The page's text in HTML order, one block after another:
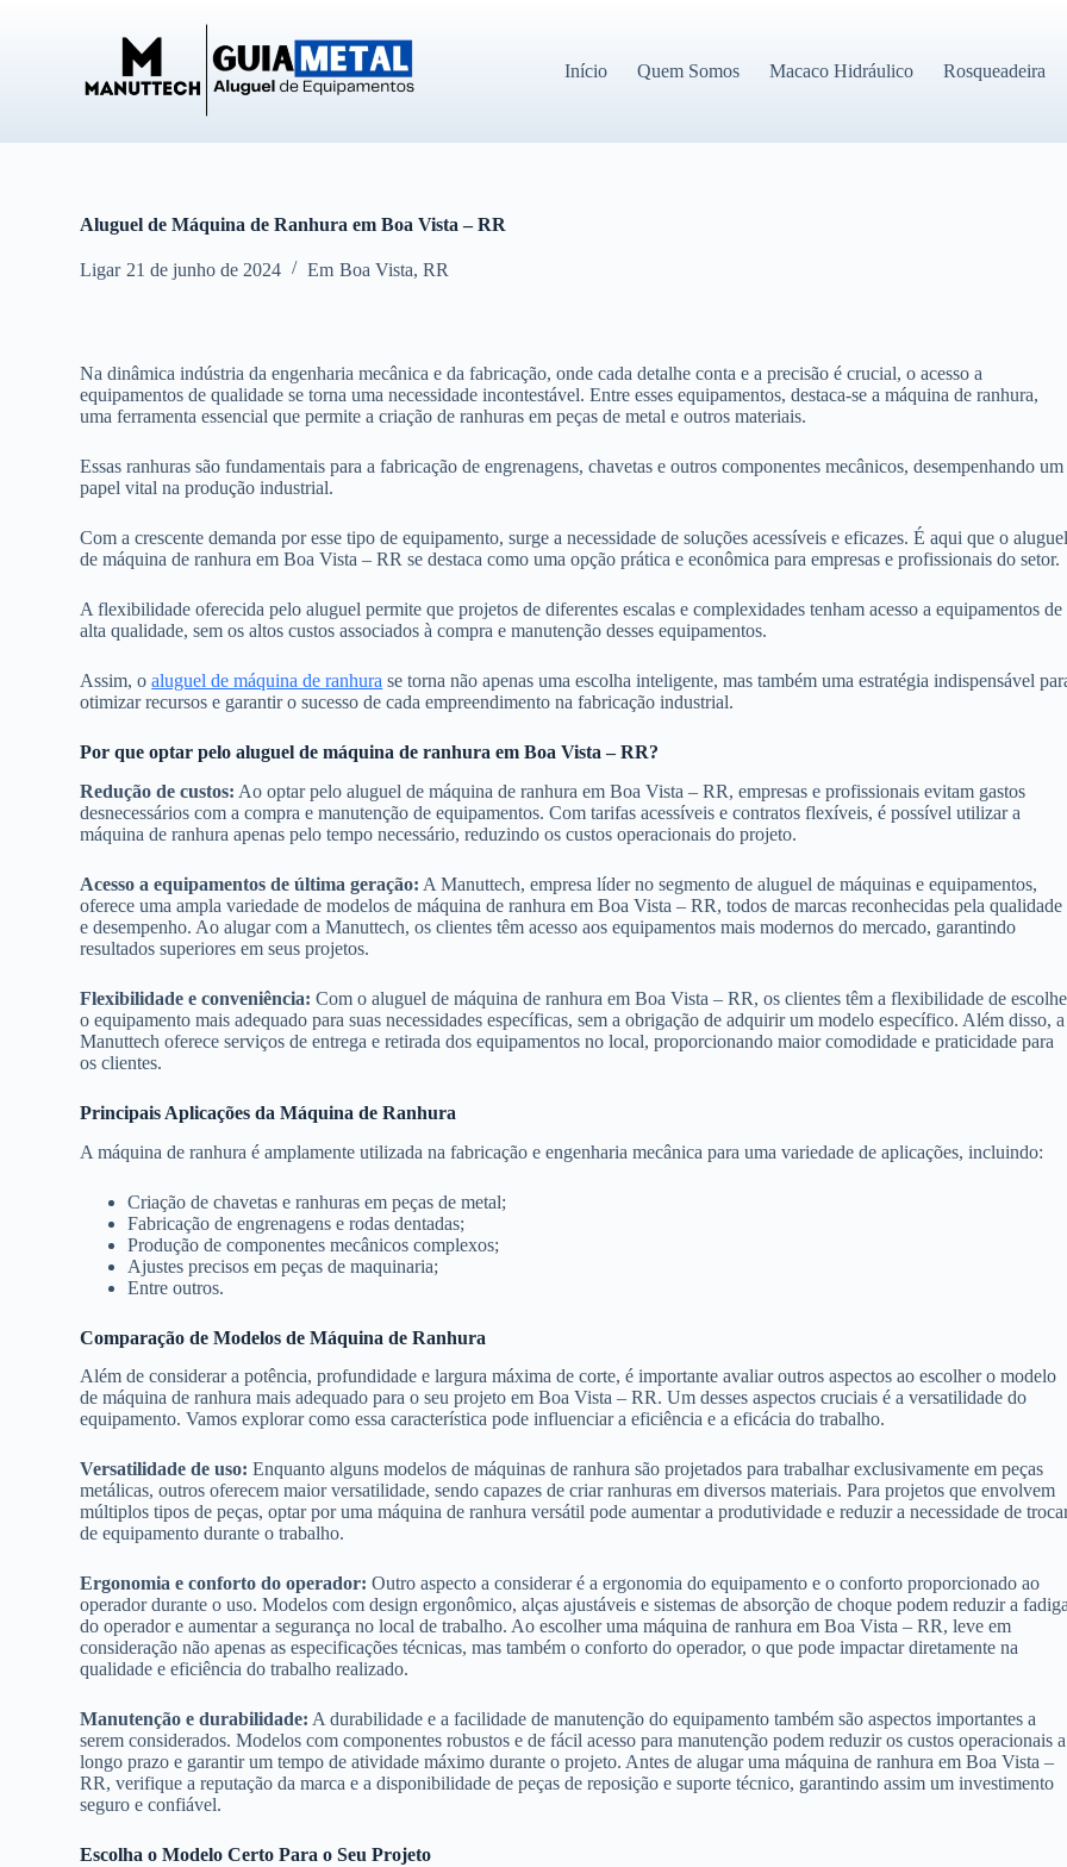
Início Quem Somos Macaco Hidráulico Rosqueadeira
Aluguel de Máquina de Ranhura em Boa Vista – RR
Ligar 21 de junho de 2024 Em Boa Vista,RR
Na dinâmica indústria da engenharia mecânica e da fabricação, onde cada detalhe conta e a precisão é crucial, o acesso a
equipamentos de qualidade se torna uma necessidade incontestável. Entre esses equipamentos, destaca-se a máquina de ranhura,
uma ferramenta essencial que permite a criação de ranhuras em peças de metal e outros materiais.
Essas ranhuras são fundamentais para a fabricação de engrenagens, chavetas e outros componentes mecânicos, desempenhando um
papel vital na produção industrial.
Com a crescente demanda por esse tipo de equipamento, surge a necessidade de soluções acessíveis e eficazes. É aqui que o
de máquina de ranhura em Boa Vista – RR se destaca como uma opção prática e econômica para empresas e profissionais do setor.
A flexibilidade oferecida pelo aluguel permite que projetos de diferentes escalas e complexidades tenham acesso a equipamentos de
alta qualidade, sem os altos custos associados à compra e manutenção desses equipamentos.
Assim, oaluguel de máquina de ranhura se torna não apenas uma escolha inteligente, mas também uma estratégia indispensável
otimizar recursos e garantir o sucesso de cada empreendimento na fabricação industrial.
Por que optar pelo aluguel de máquina de ranhura em Boa Vista – RR?
Redução de custos: Ao optar pelo aluguel de máquina de ranhura em Boa Vista – RR, empresas e profissionais evitam gastos
desnecessários com a compra e manutenção de equipamentos. Com tarifas acessíveis e contratos flexíveis, é possível utilizar a
máquina de ranhura apenas pelo tempo necessário, reduzindo os custos operacionais do projeto.
Acesso a equipamentos de última geração: A Manuttech, empresa líder no segmento de aluguel de máquinas e equipamentos,
oferece uma ampla variedade de modelos de máquina de ranhura em Boa Vista – RR, todos de marcas reconhecidas pela qualidade
e desempenho. Ao alugar com a Manuttech, os clientes têm acesso aos equipamentos mais modernos do mercado, garantindo
resultados superiores em seus projetos.
Flexibilidade e conveniência: Com o aluguel de máquina de ranhura em Boa Vista – RR, os clientes têm a flexibilidade de
o equipamento mais adequado para suas necessidades específicas, sem a obrigação de adquirir um modelo específico. Além disso, a
Manuttech oferece serviços de entrega e retirada dos equipamentos no local, proporcionando maior comodidade e praticidade para
os clientes.
Principais Aplicações da Máquina de Ranhura
A máquina de ranhura é amplamente utilizada na fabricação e engenharia mecânica para uma variedade de aplicações, incluindo:
Criação de chavetas e ranhuras em peças de metal;
Fabricação de engrenagens e rodas dentadas;
Produção de componentes mecânicos complexos;
Ajustes precisos em peças de maquinaria;
Entre outros.
Comparação de Modelos de Máquina de Ranhura
Além de considerar a potência, profundidade e largura máxima de corte, é importante avaliar outros aspectos ao escolher o modelo
de máquina de ranhura mais adequado para o seu projeto em Boa Vista – RR. Um desses aspectos cruciais é a versatilidade do
equipamento. Vamos explorar como essa característica pode influenciar a eficiência e a eficácia do trabalho.
Versatilidade de uso: Enquanto alguns modelos de máquinas de ranhura são projetados para trabalhar exclusivamente em peças
metálicas, outros oferecem maior versatilidade, sendo capazes de criar ranhuras em diversos materiais. Para projetos que envolvem
múltiplos tipos de peças, optar por uma máquina de ranhura versátil pode aumentar a produtividade e reduzir a necessidade de
de equipamento durante o trabalho.
Ergonomia e conforto do operador: Outro aspecto a considerar é a ergonomia do equipamento e o conforto proporcionado ao
operador durante o uso. Modelos com design ergonômico, alças ajustáveis e sistemas de absorção de choque podem reduzir a
do operador e aumentar a segurança no local de trabalho. Ao escolher uma máquina de ranhura em Boa Vista – RR, leve em
consideração não apenas as especificações técnicas, mas também o conforto do operador, o que pode impactar diretamente na
qualidade e eficiência do trabalho realizado.
Manutenção e durabilidade: A durabilidade e a facilidade de manutenção do equipamento também são aspectos importantes a
serem considerados. Modelos com componentes robustos e de fácil acesso para manutenção podem reduzir os custos operacionais a
longo prazo e garantir um tempo de atividade máximo durante o projeto. Antes de alugar uma máquina de ranhura em Boa Vista –
RR, verifique a reputação da marca e a disponibilidade de peças de reposição e suporte técnico, garantindo assim um investimento
seguro e confiável.
Escolha o Modelo Certo Para o Seu Projeto